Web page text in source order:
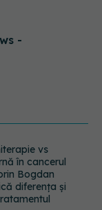
-
unele paciente
nu mai ajung
Bogdan